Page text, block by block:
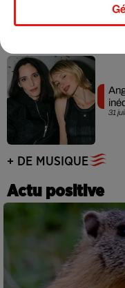
31
+ DE MUSIQUE
Actu positive